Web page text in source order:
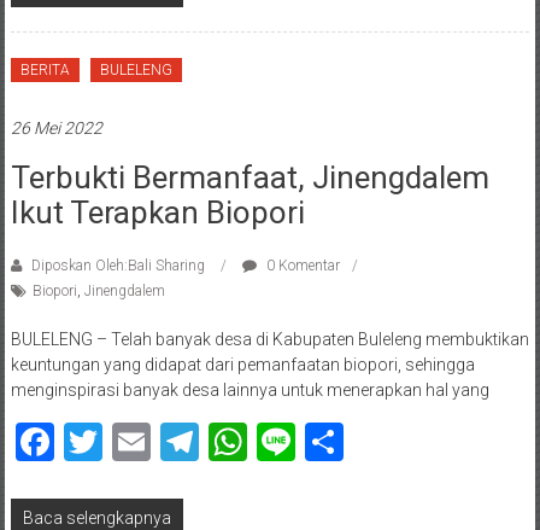
BERITA BULELENG
26 Mei 2022
Terbukti Bermanfaat, Jinengdalem
Ikut Terapkan Biopori
Diposkan Oleh:Bali Sharing
0 Komentar
Biopori, Jinengdalem
BULELENG – Telah banyak desa di Kabupaten Buleleng membuktikan
keuntungan yang didapat dari pemanfaatan biopori, sehingga
menginspirasi banyak desa lainnya untuk menerapkan hal yang
Facebook
Twitter
EmailTelegram
WhatsApp
Line
Baca selengkapnya